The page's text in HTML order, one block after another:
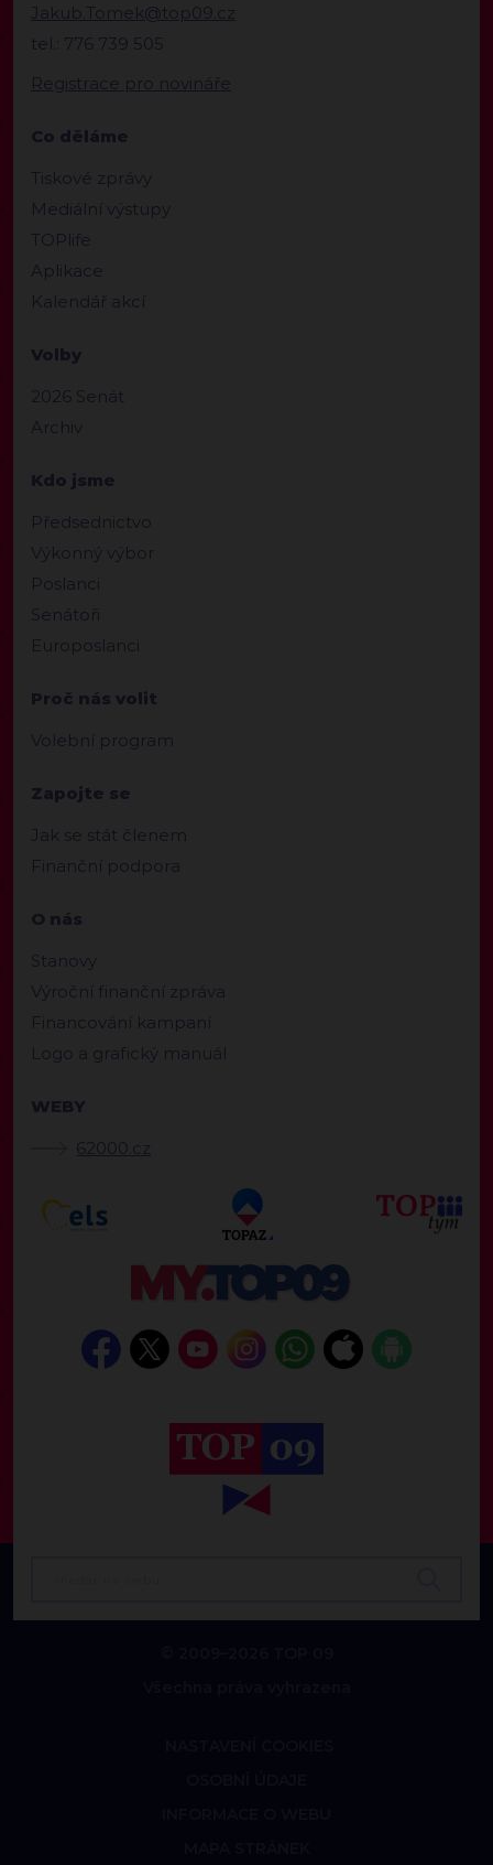
Jakub.Tomek@top09.cz
tel.: 776 739 505
Registrace pro novináře
Co děláme
Tiskové zprávy
Mediální výstupy
TOPlife
Aplikace
Kalendář akcí
Volby
2026 Senát
Archiv
Kdo jsme
Předsednictvo
Výkonný výbor
Poslanci
Senátoři
Europoslanci
Proč nás volit
Volební program
Zapojte se
Jak se stát členem
Finanční podpora
O nás
Stanovy
Výroční finanční zpráva
Financování kampaní
Logo a grafický manuál
WEBY
62000.cz